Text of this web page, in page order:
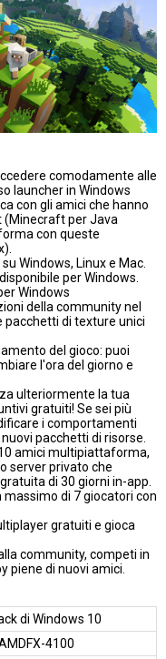
comodamente alle
launcher in Windows
con gli amici che hanno
(Minecraft per Java
con queste
Windows, Linux e Mac.
per Windows.
Windows
della community nel
pacchetti di texture unici
del gioco: puoi
l'ora del giorno e
ulteriormente la tua
gratuiti! Se sei più
i comportamenti
pacchetti di risorse.
amici multipiattaforma,
server privato che
di 30 giorni in-app.
massimo di 7 giocatori con
gratuiti e gioca
community, competi in
piene di nuovi amici.
di Windows 10
4100